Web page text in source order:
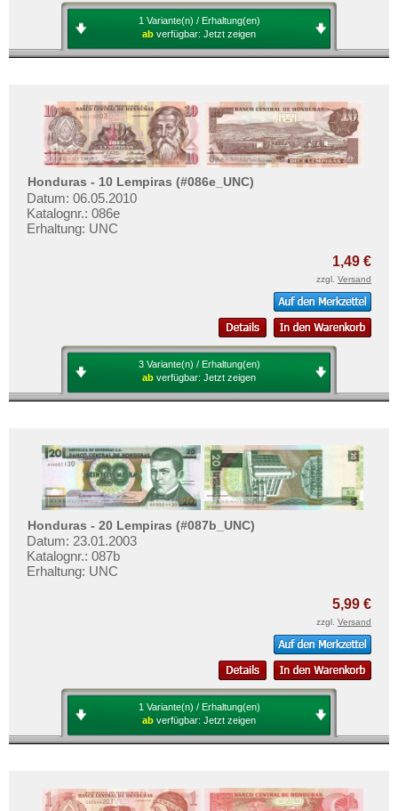
1 Variante(n) / Erhaltung(en)
ab verfügbar: Jetzt zeigen
Honduras - 10 Lempiras (#086e_UNC)
Datum: 06.05.2010
Katalognr.: 086e
Erhaltung: UNC
1,49 €
zzgl. Versand
3 Variante(n) / Erhaltung(en)
ab verfügbar: Jetzt zeigen
Honduras - 20 Lempiras (#087b_UNC)
Datum: 23.01.2003
Katalognr.: 087b
Erhaltung: UNC
5,99 €
zzgl. Versand
1 Variante(n) / Erhaltung(en)
ab verfügbar: Jetzt zeigen